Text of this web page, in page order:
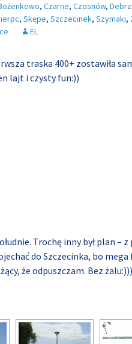
, Czarne, Czosnów,
, Skępe, Szczecinek, Szymaki,
EL
traska 400+ zostawiła
lajt i czysty fun:))
Trochę inny był plan – z
do Szczecinka, bo
że odpuszczam. Bez